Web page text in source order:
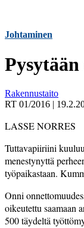
Johtaminen
Rakennustaito
RT 01/2016 |
LASSE NORRES
Tuttavapiiriini
menestynyttä
työpaikastaan.
Onni
oikeutettu saamaan
500 täydeltä